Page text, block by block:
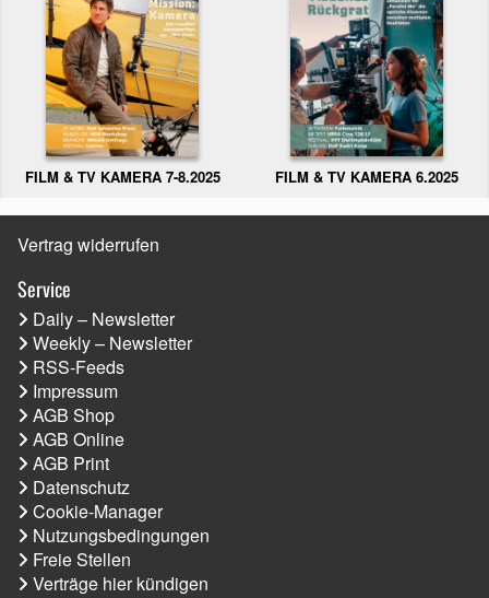
FILM & TV KAMERA 7-8.2025 FILM & TV KAMERA 6.2025
Vertrag widerrufen
Service
Daily – Newsletter
Weekly – Newsletter
RSS-Feeds
Impressum
AGB Shop
AGB Online
AGB Print
Datenschutz
Cookie-Manager
Nutzungsbedingungen
Freie Stellen
Verträge hier kündigen